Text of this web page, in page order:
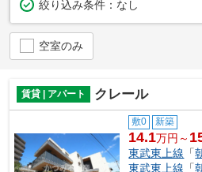
絞り込み条件： なし
空室のみ
賃貸 | アパート クレール
敷0 新築
14.1万円～
東武東上線 「
東武東上線 「